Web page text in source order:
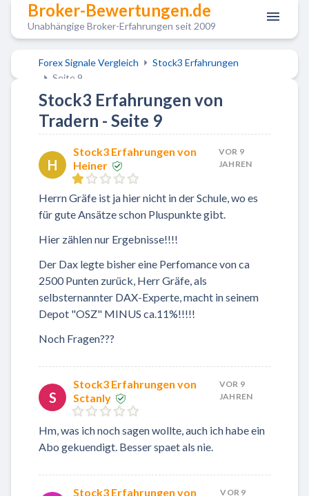
Broker-Bewertungen.de
Unabhängige Broker-Erfahrungen seit 2009
Forex Signale Vergleich
Stock3 Erfahrungen
Seite 9
Stock3 Erfahrungen von
Tradern - Seite 9
H
Stock3 Erfahrungen von
Heiner
VOR 9
JAHREN
Herrn Gräfe ist ja hier nicht in der Schule, wo es
für gute Ansätze schon Pluspunkte gibt.
Hier zählen nur Ergebnisse!!!!
Der Dax legte bisher eine Perfomance von ca
2500 Punten zurück, Herr Gräfe, als
selbsternannter DAX-Experte, macht in seinem
Depot "OSZ" MINUS ca.11%!!!!!
Noch Fragen???
S
Stock3 Erfahrungen von
Sctanly
VOR 9
JAHREN
Hm, was ich noch sagen wollte, auch ich habe ein
Abo gekuendigt. Besser spaet als nie.
Stock3 Erfahrungen von
VOR 9